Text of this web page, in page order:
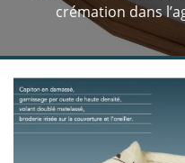
crémation dans